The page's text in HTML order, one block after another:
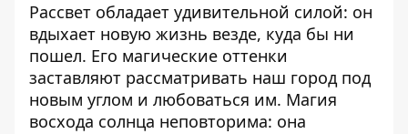
Рассвет обладает удивительной силой: он
вдыхает новую жизнь везде, куда бы ни
пошел. Его магические оттенки
заставляют рассматривать наш город под
новым углом и любоваться им. Магия
восхода солнца неповторима: она